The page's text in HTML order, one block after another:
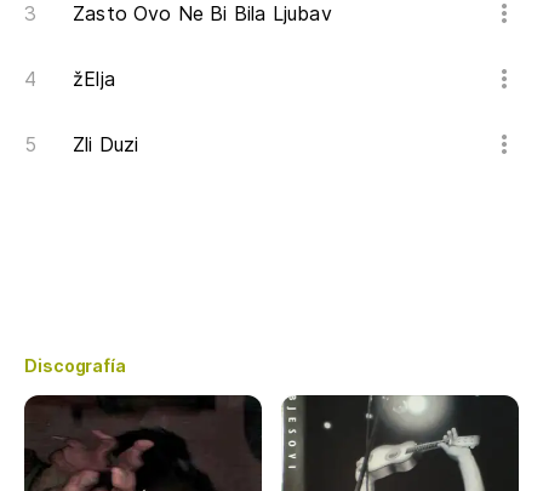
Zasto Ovo Ne Bi Bila Ljubav
žElja
Zli Duzi
Discografía